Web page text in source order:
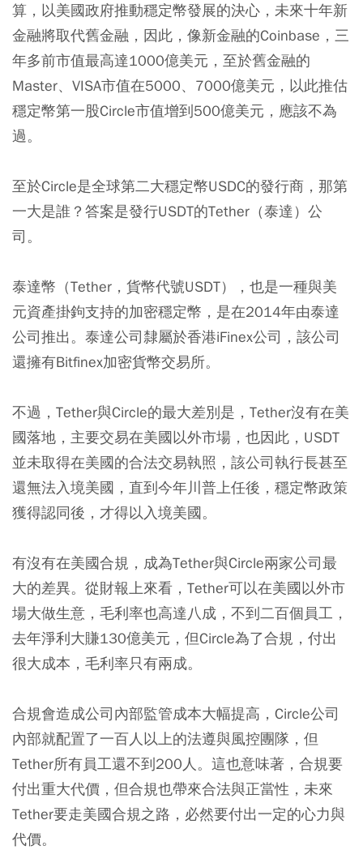
算，以美國政府推動穩定幣發展的決心，未來十年新
金融將取代舊金融，因此，像新金融的Coinbase，三
年多前市值最高達1000億美元，至於舊金融的
Master、VISA市值在5000、7000億美元，以此推估
穩定幣第一股Circle市值增到500億美元，應該不為
過。
至於Circle是全球第二大穩定幣USDC的發行商，那第
一大是誰？答案是發行USDT的Tether（泰達）公
司。
泰達幣（Tether，貨幣代號USDT），也是一種與美
元資產掛鉤支持的加密穩定幣，是在2014年由泰達
公司推出。泰達公司隸屬於香港iFinex公司，該公司
還擁有Bitfinex加密貨幣交易所。
不過，Tether與Circle的最大差別是，Tether沒有在美
國落地，主要交易在美國以外市場，也因此，USDT
並未取得在美國的合法交易執照，該公司執行長甚至
還無法入境美國，直到今年川普上任後，穩定幣政策
獲得認同後，才得以入境美國。
有沒有在美國合規，成為Tether與Circle兩家公司最
大的差異。從財報上來看，Tether可以在美國以外市
場大做生意，毛利率也高達八成，不到二百個員工，
去年淨利大賺130億美元，但Circle為了合規，付出
很大成本，毛利率只有兩成。
合規會造成公司內部監管成本大幅提高，Circle公司
內部就配置了一百人以上的法遵與風控團隊，但
Tether所有員工還不到200人。這也意味著，合規要
付出重大代價，但合規也帶來合法與正當性，未來
Tether要走美國合規之路，必然要付出一定的心力與
代價。